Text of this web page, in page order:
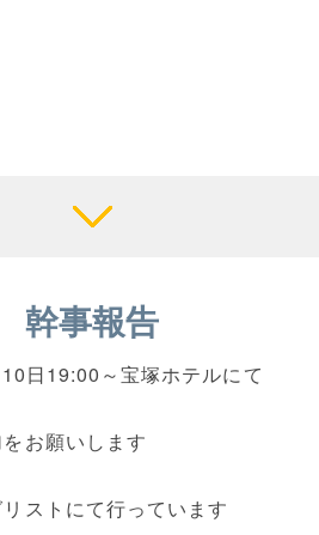
幹事報告
日19:00～宝塚ホテルにて
お願いします
ストにて行っています